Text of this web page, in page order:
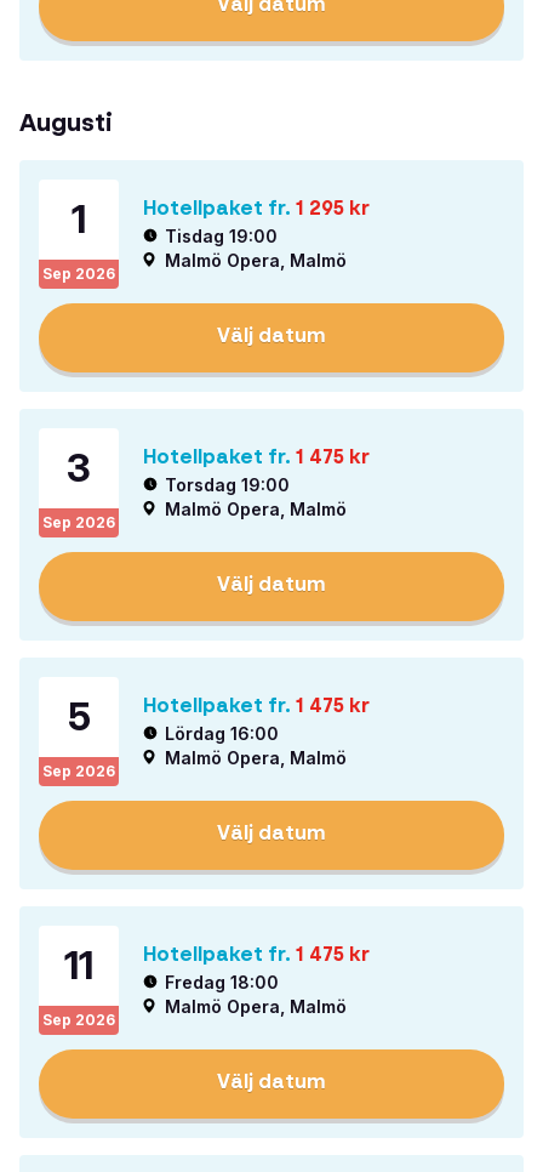
Välj datum
Augusti
1
Sep 2026
Hotellpaket fr. 1 295 kr
Tisdag 19:00
Malmö Opera, Malmö
Välj datum
3
Sep 2026
Hotellpaket fr. 1 475 kr
Torsdag 19:00
Malmö Opera, Malmö
Välj datum
5
Sep 2026
Hotellpaket fr. 1 475 kr
Lördag 16:00
Malmö Opera, Malmö
Välj datum
11
Sep 2026
Hotellpaket fr. 1 475 kr
Fredag 18:00
Malmö Opera, Malmö
Välj datum